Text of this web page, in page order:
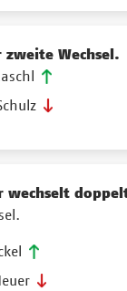
zweite Wechsel.
wechselt